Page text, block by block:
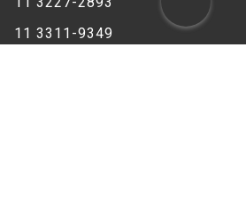
11 3311-9349